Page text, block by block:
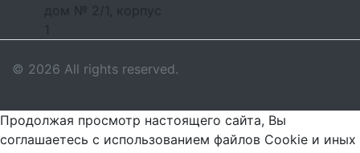
дом № 2/1, корпус
© 2026 All rights reserved.
Продолжая просмотр настоящего сайта, Вы
соглашаетесь с использованием файлов Cookie и иных